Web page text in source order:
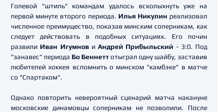
Голевой "штиль" командам удалось всколыхнуть уже на
первой минуте второго периода. Илья Никулин реализовал
численное преимущество, показав минским соперникам, как
следует действовать в подобных ситуациях. Его почин
развили Иван Игумнови Андрей Прибыльский - 3:0. Под
"занавес" периода Бо Беннеттотыграл одну шайбу, заставив
любителей хоккея вспомнить о минском "камбэке" в матче
со "Спартаком".
Однако повторить невероятный сценарий матча накануне
московские динамовцы соперникам не позволили. После